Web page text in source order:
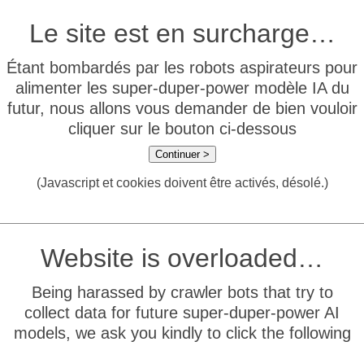
Le site est en surcharge…
Étant bombardés par les robots aspirateurs pour
alimenter les super-duper-power modèle IA du
futur, nous allons vous demander de bien vouloir
cliquer sur le bouton ci-dessous
Continuer >
(Javascript et cookies doivent être activés, désolé.)
Website is overloaded…
Being harassed by crawler bots that try to
collect data for future super-duper-power AI
models, we ask you kindly to click the following